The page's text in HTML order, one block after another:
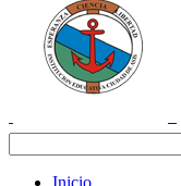
Inicio